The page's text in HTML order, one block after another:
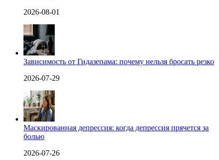
2026-08-01
Зависимость от Гидазепама: почему нельзя бросать резко
2026-07-29
Маскированная депрессия: когда депрессия прячется за
болью
2026-07-26